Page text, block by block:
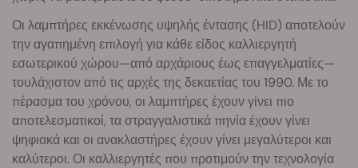
Οι λαμπτήρες εκκένωσης υψηλής έντασης (HID) αποτελούν
την αγαπημένη επιλογή για κάθε είδος καλλιεργητή
εσωτερικού χώρου—από αρχάριους έως επαγγελματίες—
τουλάχιστον από τις αρχές της δεκαετίας του 1990. Με το
πέρασμα του χρόνου, οι λαμπτήρες έχουν γίνει πιο
αποτελεσματικοί, τα στραγγαλιστικά πηνία έχουν γίνει
ψηφιακά και οι ανακλαστήρες έχουν γίνει μεγαλύτεροι και
καλύτεροι. Οι καλλιεργητές που προτιμούν την τεχνολογία